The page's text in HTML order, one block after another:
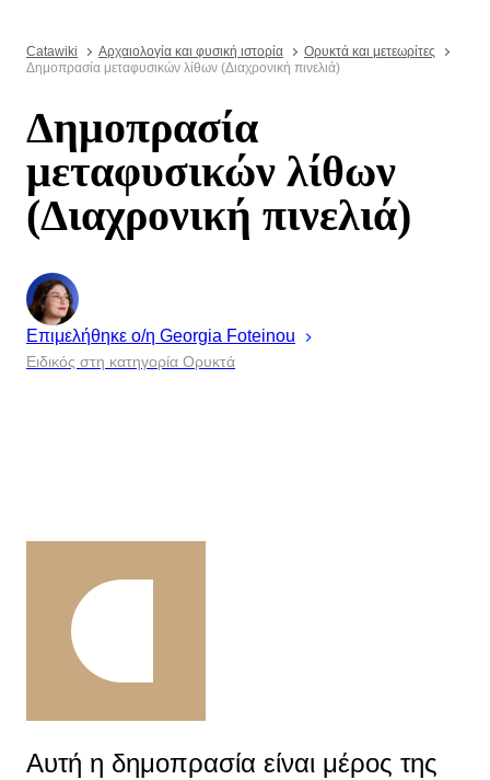
Catawiki Αρχαιολογία και φυσική ιστορία
Ορυκτά και μετεωρίτες
Δημοπρασία μεταφυσικών λίθων (Διαχρονική πινελιά)
Δημοπρασία
μεταφυσικών λίθων
(Διαχρονική πινελιά)
Επιμελήθηκε ο/η Georgia Foteinou
Ειδικός στη κατηγορία Ορυκτά
Αυτή η δημοπρασία είναι μέρος της